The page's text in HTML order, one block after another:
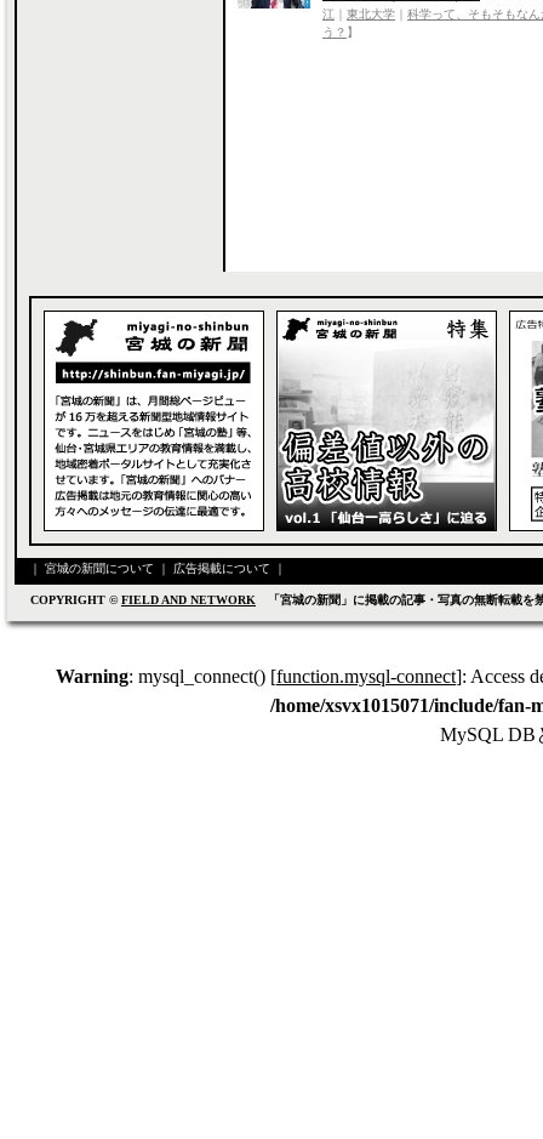
江
東北大学
科学って、そもそもなん
う？ 】
｜ 宮城の新聞について ｜ 広告掲載について ｜
COPYRIGHT ©FIELD AND NETWORK 「宮城の新聞」に掲載の記事・写真の無断転載
Warning: mysql_connect() [function.mysql-connect]: Access
/home/xsvx1015071/include/
MySQL DB